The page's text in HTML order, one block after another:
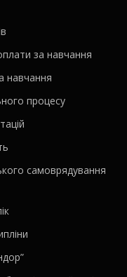
за навчання
навчання
процесу
самоврядування